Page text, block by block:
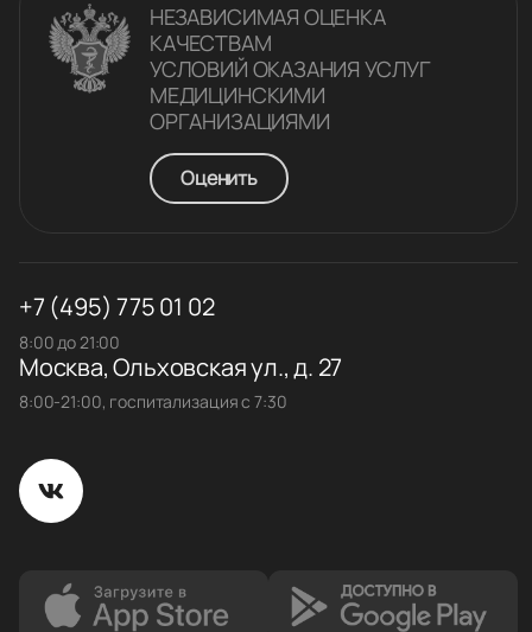
НЕЗАВИСИМАЯ ОЦЕНКА
КАЧЕСТВАM
УСЛОВИЙ ОКАЗАНИЯ УСЛУГ
МЕДИЦИНСКИМИ
ОРГАНИЗАЦИЯМИ
Оценить
+7 (495) 775 01 02
8:00 до 21:00
Москва, Ольховская ул., д. 27
8:00-21:00, госпитализация с 7:30